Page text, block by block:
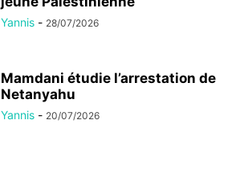
Yannis - 28/07/2026
Mamdani étudie l’arrestation de
Netanyahu
Yannis - 20/07/2026